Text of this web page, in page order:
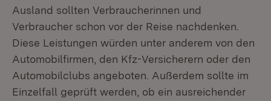
Ausland sollten Verbraucherinnen und
Verbraucher schon vor der Reise nachdenken.
Diese Leistungen würden unter anderem von den
Automobilfirmen, den Kfz-Versicherern oder den
Automobilclubs angeboten. Außerdem sollte im
Einzelfall geprüft werden, ob ein ausreichender